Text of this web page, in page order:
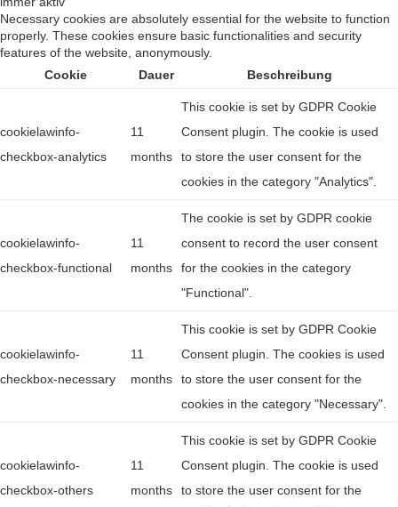
Necessary cookies are absolutely essential for the website to function
properly. These cookies ensure basic functionalities and security
features of the website, anonymously.
Cookie
Dauer Beschreibung
cookielawinfo-
checkbox-analytics
11
months
This cookie is set by GDPR Cookie
Consent plugin. The cookie is used
to store the user consent for the
cookies in the category "Analytics".
cookielawinfo-
checkbox-functional
11
months
The cookie is set by GDPR cookie
consent to record the user consent
for the cookies in the category
"Functional".
cookielawinfo-
checkbox-necessary
11
months
This cookie is set by GDPR Cookie
Consent plugin. The cookies is used
to store the user consent for the
cookies in the category "Necessary".
cookielawinfo-
checkbox-others
11
months
This cookie is set by GDPR Cookie
Consent plugin. The cookie is used
to store the user consent for the